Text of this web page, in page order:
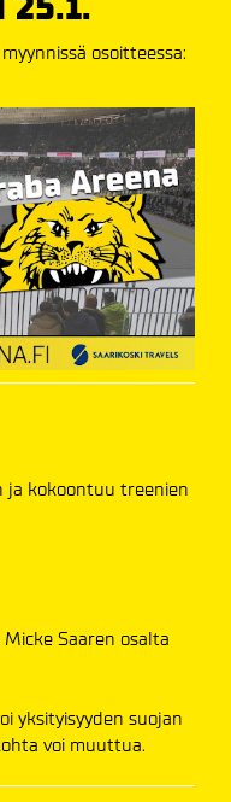
osoitteessa:
ja kokoontuu treenien
Saaren osalta
yksityisyyden suojan
voi muuttua.